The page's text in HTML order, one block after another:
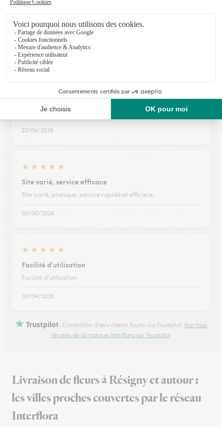
Tout a été parfait !!!
25/07/2026
Très belle composition
Très belle composition, reçue à l heure dîte
22/06/2026
★ ★ ★ ★ ★
Site varié, service efficace
Site varié, pratique, service rapide et efficace.
03/06/2026
★ ★ ★ ★ ★
Facilité d’utilisation
Facilité d’utilisation
30/04/2026
Trustpilot Échantillon d'avis clients fourni via Trustpilot. Voir tous
les avis de la marque Interflora sur Trustpilot
Livraison de fleurs à Résigny et autour :
les villes proches couvertes par le réseau
Interflora